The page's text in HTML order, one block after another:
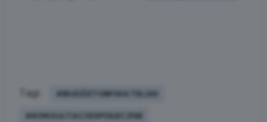
Tagi: #BUDŻETOBYWATELSKI
#KONSULTACJESPOŁECZNE